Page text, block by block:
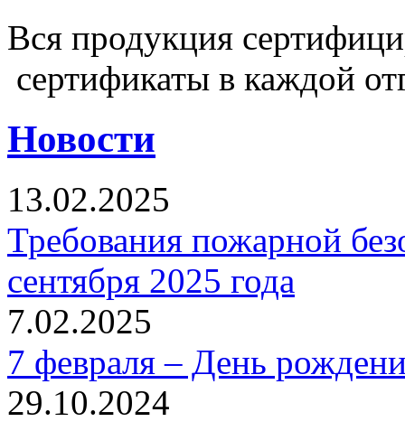
Вся продукция
сертификаты в каждой
Новости
13.02.2025
Требования пожарной
сентября 2025 года
7.02.2025
7 февраля – День
29.10.2024